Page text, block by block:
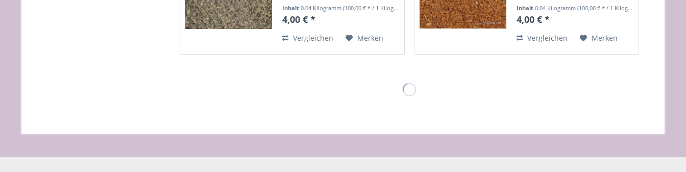
Pfeffer*, Piment*, Wacholder*,
Szechuanpfeffer*. Alle mit *
stammen...
Inhalt0.04 Kilogramm(100,00 € * / 1 Kilogramm)
4,00 € *
Vergleichen Merken
auch für Geflügel (butter chicken)
und natürlich für Masalas.
Inhalt0.04 Kilogramm(100,00 € * / 1 Kilogramm)
4,00 € *
Vergleichen Merken